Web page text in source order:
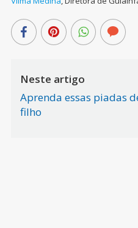
Neste artigo
Aprenda essas piadas
filho